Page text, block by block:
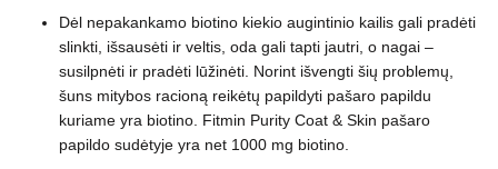
Dėl nepakankamo biotino kiekio augintinio kailis gali pradėti
slinkti, išsausėti ir veltis, oda gali tapti jautri, o nagai –
susilpnėti ir pradėti lūžinėti. Norint išvengti šių problemų,
šuns mitybos racioną reikėtų papildyti pašaro papildu
kuriame yra biotino. Fitmin Purity Coat & Skin pašaro
papildo sudėtyje yra net 1000 mg biotino.